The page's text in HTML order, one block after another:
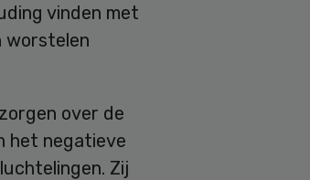
vinden met
worstelen
over de
het negatieve
Zij